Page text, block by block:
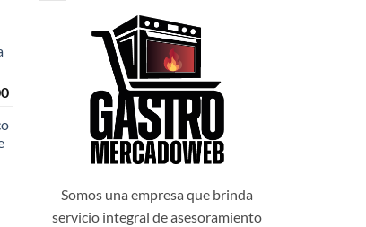
El
actual
Somos una empresa que brinda
servicio integral de asesoramiento